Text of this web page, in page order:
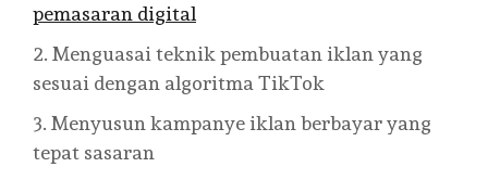
pemasaran digital
Menguasai teknik pembuatan iklan yang
sesuai dengan algoritma TikTok
Menyusun kampanye iklan berbayar yang
tepat sasaran